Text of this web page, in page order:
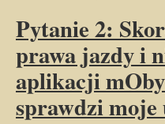
Pytanie 2:
prawa jazdy i
aplikacji
sprawdzi